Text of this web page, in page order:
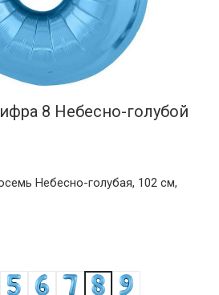
8 Небесно-голубой
Небесно-голубая, 102 см,